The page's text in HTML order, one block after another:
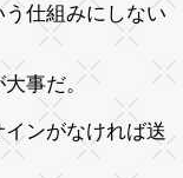
仕組みにしない
事だ。
ンがなければ送